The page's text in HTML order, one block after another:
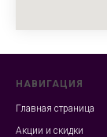
НАВИГАЦИЯ
Главная страница
Акции и скидки